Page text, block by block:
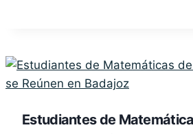
Estudiantes de